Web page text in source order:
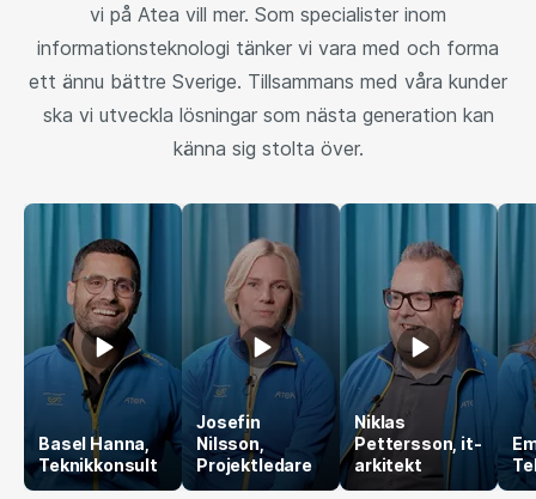
vi på Atea vill mer. Som specialister inom
informationsteknologi tänker vi vara med och forma
ett ännu bättre Sverige. Tillsammans med våra kunder
ska vi utveckla lösningar som nästa generation kan
känna sig stolta över.
Basel Hanna,
Teknikkonsult
Josefin
Nilsson,
Projektledare
Niklas
Pettersson, it-
arkitekt